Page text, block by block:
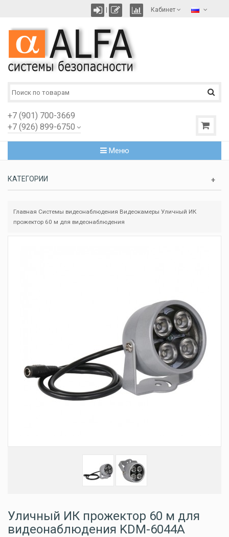
Кабинет
+7 (901) 700-3669
+7 (926) 899-6750
Меню
КАТЕГОРИИ
Главная Системы видеонаблюдения Видеокамеры Уличный ИК
прожектор 60 м для видеонаблюдения
Уличный ИК прожектор 60 м для
видеонаблюдения KDM-6044A